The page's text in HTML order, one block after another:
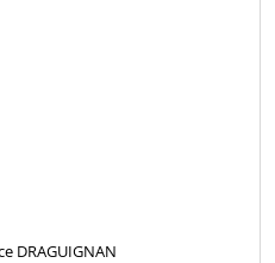
DRAGUIGNAN